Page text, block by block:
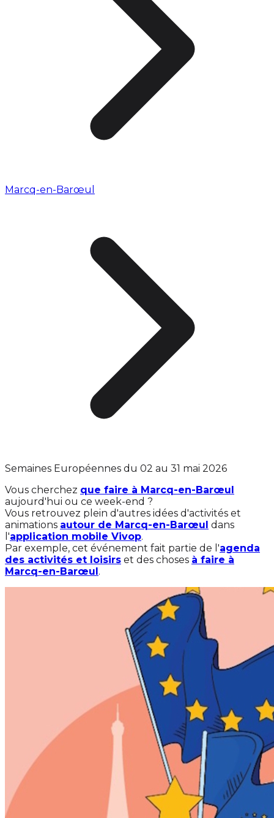
Marcq-en-Barœul
Semaines Européennes du 02 au 31 mai 2026
Vous cherchez que faire à Marcq-en-Barœul
aujourd'hui ou ce week-end ?
Vous retrouvez plein d'autres idées d'activités et
animations autour de Marcq-en-Barœul dans
l'application mobile Vivop.
Par exemple, cet événement fait partie de l'agenda
des activités et loisirs et des choses à faire à
Marcq-en-Barœul.